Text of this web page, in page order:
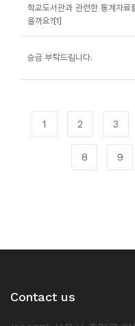
학교도서관과 관련한 통계자료
을까요?[1]
승급 부탁드립니다.
1 2 3
8 9
Contact us